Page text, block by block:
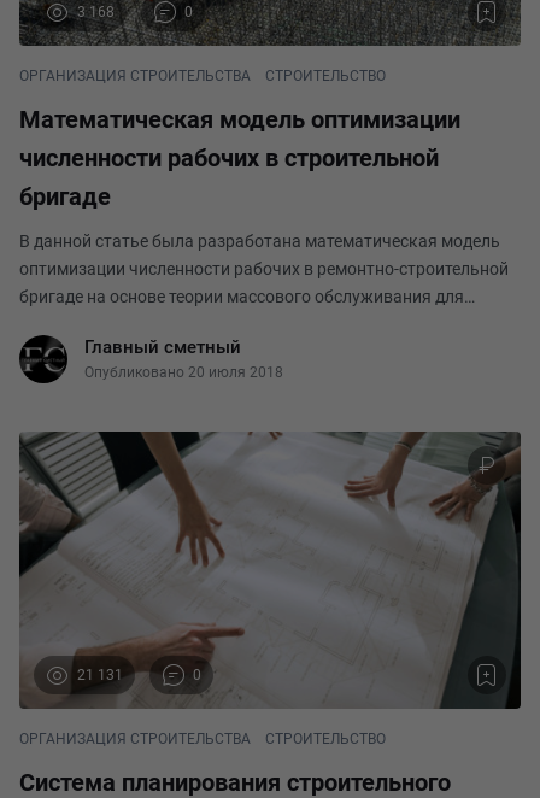
3 168 0
ОРГАНИЗАЦИЯ СТРОИТЕЛЬСТВА СТРОИТЕЛЬСТВО
Математическая модель оптимизации
численности рабочих в строительной
бригаде
В данной статье была разработана математическая модель
оптимизации численности рабочих в ремонтно-строительной
бригаде на основе теории массового обслуживания для
критериев модель можно совершенствовать п
Главный сметный
Опубликовано 20 июля 2018
21 131 0
ОРГАНИЗАЦИЯ СТРОИТЕЛЬСТВА СТРОИТЕЛЬСТВО
Система планирования строительного